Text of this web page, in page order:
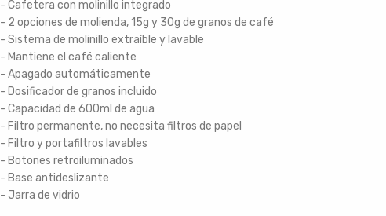
- Cafetera con molinillo integrado
- 2 opciones de molienda, 15g y 30g de granos de café
- Sistema de molinillo extraíble y lavable
- Mantiene el café caliente
- Apagado automáticamente
- Dosificador de granos incluido
- Capacidad de 600ml de agua
- Filtro permanente, no necesita filtros de papel
- Filtro y portafiltros lavables
- Botones retroiluminados
- Base antideslizante
- Jarra de vidrio